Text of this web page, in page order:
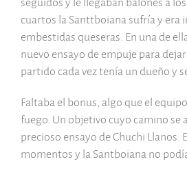
seguidos y le llegaban balones a
cuartos la Santtboiana sufría y era
embestidas queseras. En una de
nuevo ensayo de empuje para
partido cada vez tenía un dueño y
Faltaba el bonus, algo que el
fuego. Un objetivo cuyo camino se
precioso ensayo de Chuchi Llanos.
momentos y la Santboiana no